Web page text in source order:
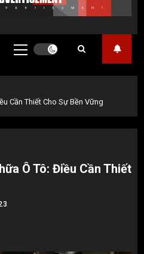
Primary
Cần Thiết Cho Sự Bền Vững
Ô Tô: Điều Cần Thiết